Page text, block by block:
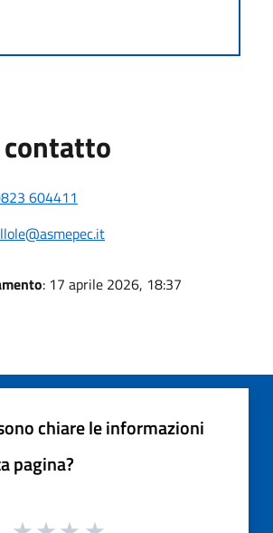
604411
: 17 aprile 2026, 18:37
chiare le informazioni
pagina?